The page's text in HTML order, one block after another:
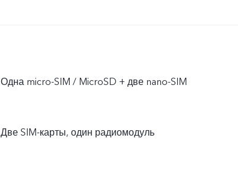
Одна micro-SIM / MicroSD + две nano-SIM
Две SIM-карты, один радиомодуль